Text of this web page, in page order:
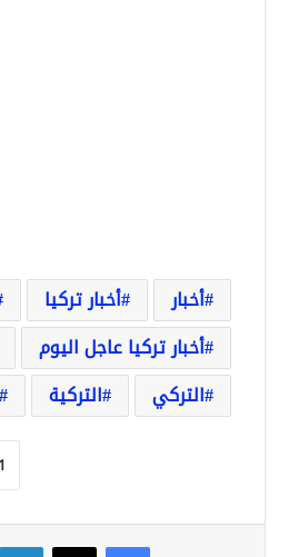
أخبار أخبار تركيا
أخبار تركيا عاجل اليوم
التركي
التركية
فيسبوك ‫X